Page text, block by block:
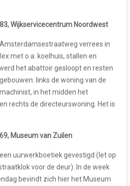
Wijkservicecentrum Noordwest
verrees in
met o.a. koelhuis, stallen en
het abattoir gesloopt en resten
links de woning van de
in het midden het
rechts de directeurswoning. Het is
Museum van Zuilen
uurwerkboetiek gevestigd (let op
voor de deur). In de week
bevindt zich hier het Museum